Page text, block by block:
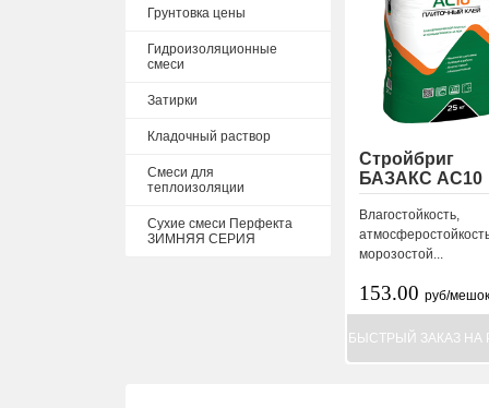
Грунтовка цены
Гидроизоляционные
смеси
Затирки
Кладочный раствор
Смеси для
теплоизоляции
Сухие смеси Перфекта
ЗИМНЯЯ СЕРИЯ
Стройбриг
БАЗАКС АС10
Влагостойкость,
морозостой...
153.00 руб/мешок
БЫСТРЫЙ ЗАКАЗ НА